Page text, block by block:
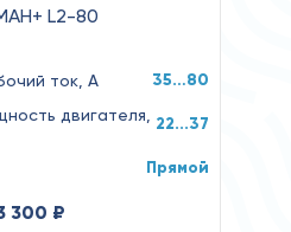
L2-80
ток, А 35…80
двигателя,
22...37
Прямой
300 ₽